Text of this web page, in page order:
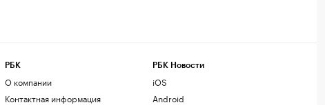
РБК
О компании
Контактная информация
РБК Новости
iOS
Android